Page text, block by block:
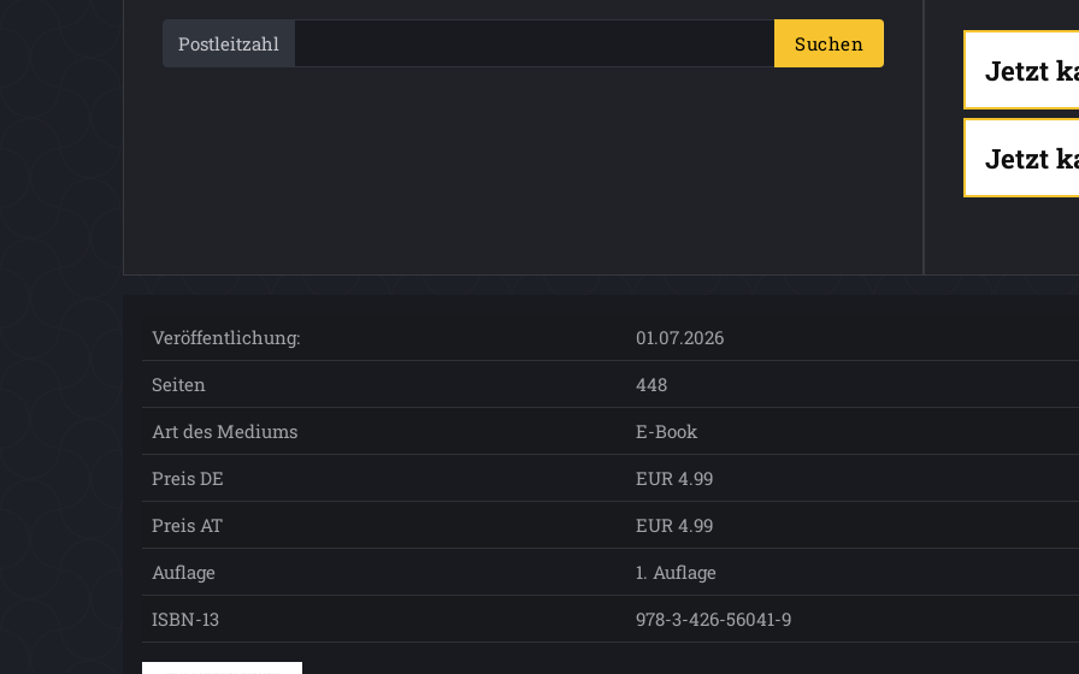
Postleitzahl Suchen
Jetzt
Jetzt
Veröffentlichung:
01.07.2026
Seiten
448
Art des Mediums
E-Book
Preis DE
EUR 4.99
Preis AT
EUR 4.99
Auflage
1. Auflage
ISBN-13
978-3-426-56041-9